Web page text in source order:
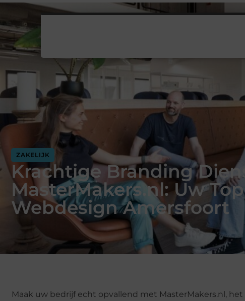
ZAKELIJK
Krachtige Branding
MasterMakers.nl: Uw
Webdesign Amersfoort
Maak uw bedrijf echt opvallend met MasterMakers.nl,